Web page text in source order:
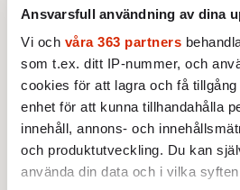
Ansvarsfull användning av dina
Vi och våra 363 partners
som t.ex. ditt IP-nummer, och
cookies för att lagra och få
enhet för att kunna tillhandahålla
innehåll, annons- och
och produktutveckling. Du kan
använda din data och i vilka
4.Nina Lekander:På
alla om att vara arbetarklass
5.Frans Wachtmeister:Ja, AC är
franska civilisationen
STICKET
6. Bitte Assarmo:
Sagan om den
ursprungsbefolkningen i